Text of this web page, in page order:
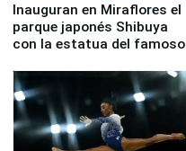
Inauguran en Miraflores el
parque japonés Shibuya
con la estatua del famoso